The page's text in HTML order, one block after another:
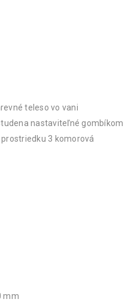
teleso vo vani
nastaviteľné gombíkom
3 komorová
mm